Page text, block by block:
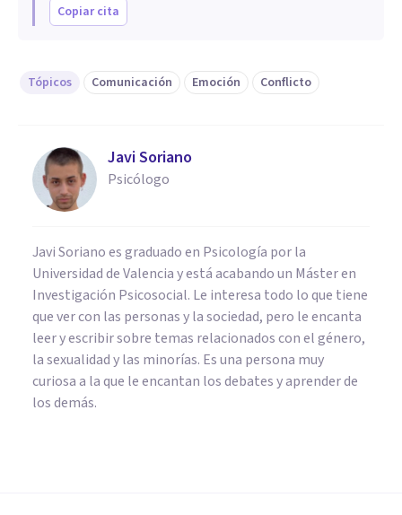
Copiar cita
Tópicos Comunicación Emoción Conflicto
Javi Soriano
Psicólogo
Javi Soriano es graduado en Psicología por la
Universidad de Valencia y está acabando un Máster en
Investigación Psicosocial. Le interesa todo lo que tiene
que ver con las personas y la sociedad, pero le encanta
leer y escribir sobre temas relacionados con el género,
la sexualidad y las minorías. Es una persona muy
curiosa a la que le encantan los debates y aprender de
los demás.